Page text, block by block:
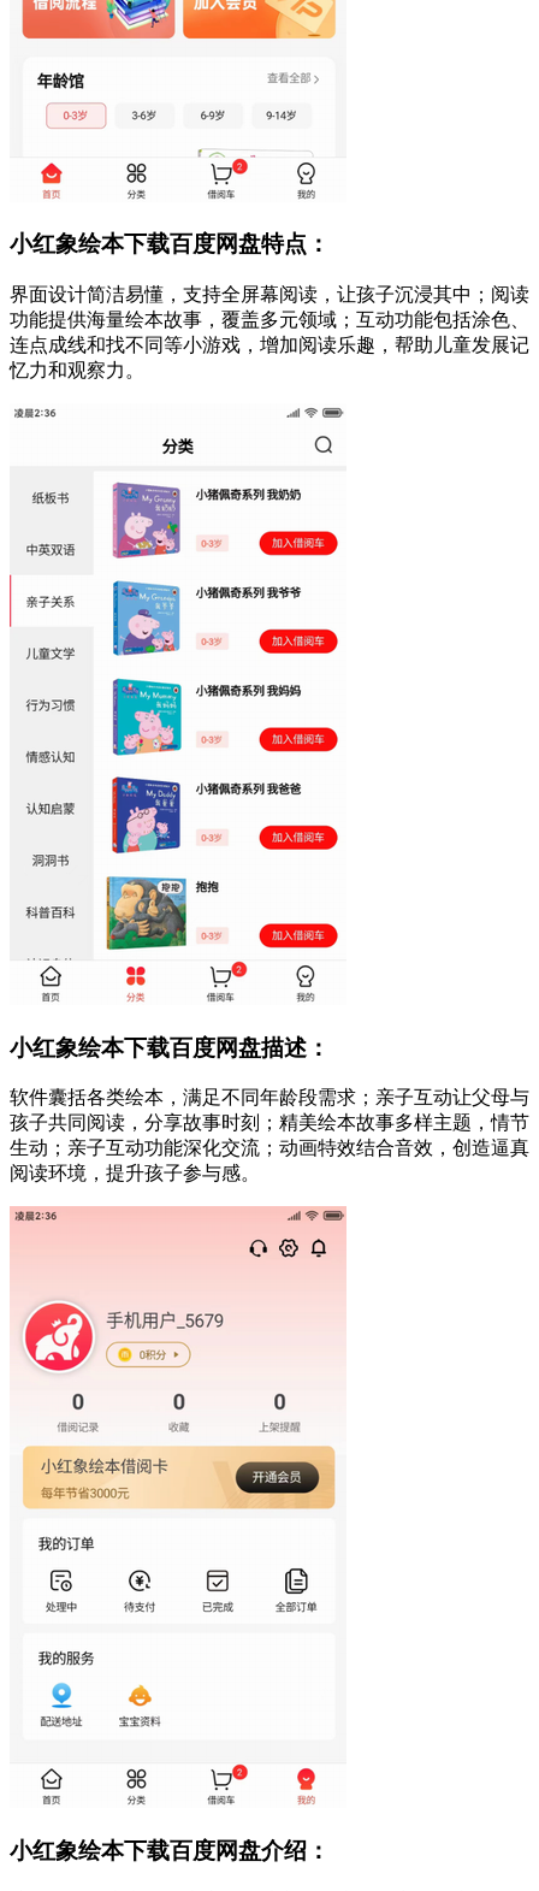
小红象绘本下载百度网盘特点：
界面设计简洁易懂，支持全屏幕阅读，让孩子沉浸其中；阅读
功能提供海量绘本故事，覆盖多元领域；互动功能包括涂色、
连点成线和找不同等小游戏，增加阅读乐趣，帮助儿童发展记
忆力和观察力。
小红象绘本下载百度网盘描述：
软件囊括各类绘本，满足不同年龄段需求；亲子互动让父母与
孩子共同阅读，分享故事时刻；精美绘本故事多样主题，情节
生动；亲子互动功能深化交流；动画特效结合音效，创造逼真
阅读环境，提升孩子参与感。
小红象绘本下载百度网盘介绍：